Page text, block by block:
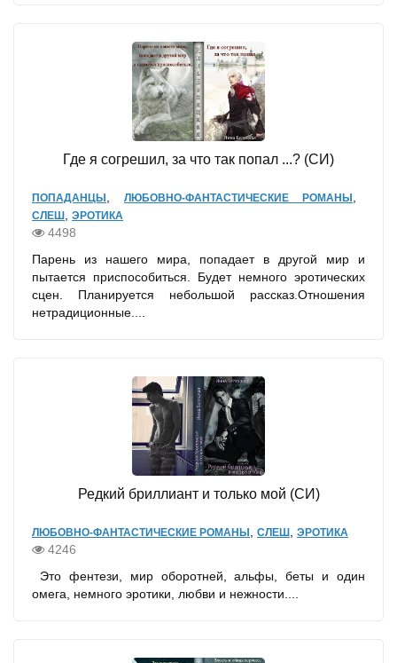
Где я согрешил, за что так попал ...? (СИ)
ПОПАДАНЦЫ ЛЮБОВНО-ФАНТАСТИЧЕСКИЕ РОМАНЫ
СЛЕШ ЭРОТИКА
4498
Парень из нашего мира, попадает в другой мир и
пытается приспособиться. Будет немного эротических
сцен. Планируется небольшой рассказ.Отношения
нетрадиционные....
Редкий бриллиант и только мой (СИ)
ЛЮБОВНО-ФАНТАСТИЧЕСКИЕ РОМАНЫ , СЛЕШ , ЭРОТИКА
4246
Это фентези, мир оборотней, альфы, беты и один
омега, немного эротики, любви и нежности....